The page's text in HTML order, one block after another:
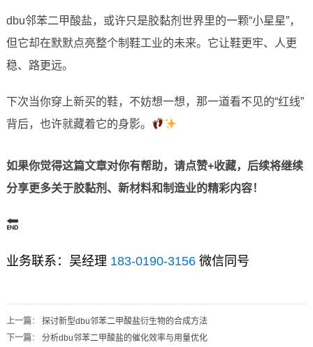
dbu邻苯二甲酸盐，或许只是胶黏剂世界里的一颗“小星星”，
但它却在默默点亮整个制鞋工业的未来。它让鞋更牢、人更
稳、路更远。
下次当你穿上新买的鞋，不妨想一想，那一道看不见的“红线”
背后，也许就藏着它的身影。
如果你觉得这篇文章对你有帮助，请点赞+收藏，后续将继续
分享更多关于胶黏剂、新材料和制造业的精彩内容！
业务联系：吴经理 183-0190-3156微信同号
上一篇： 探讨新型dbu邻苯二甲酸盐衍生物的合成方法
下一篇： 分析dbu邻苯二甲酸盐的催化效率与用量优化